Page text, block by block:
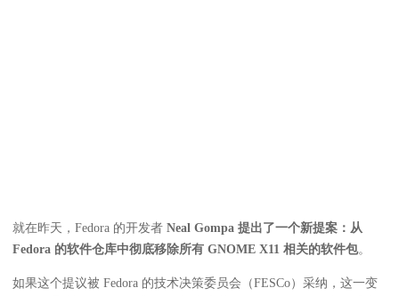
就在昨天，Fedora 的开发者 Neal Gompa 提出了一个新提案：从
Fedora 的软件仓库中彻底移除所有 GNOME X11 相关的软件包。
如果这个提议被 Fedora 的技术决策委员会（FESCo）采纳，这一变